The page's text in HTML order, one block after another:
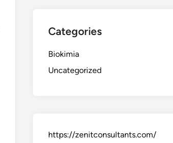
Categories
Biokimia
Uncategorized
https://zenitconsultants.com/